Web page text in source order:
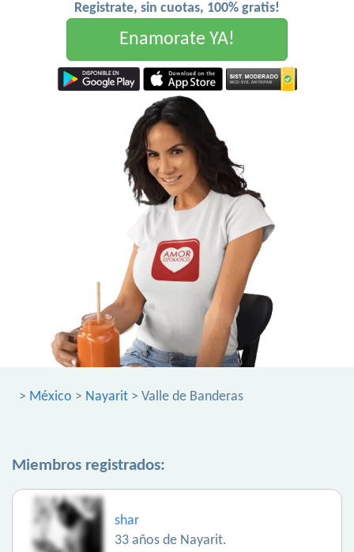
Registrate, sin cuotas, 100% gratis!
Enamorate YA!
> México > Nayarit > Valle de Banderas
Miembros registrados:
shar
33 años de Nayarit.